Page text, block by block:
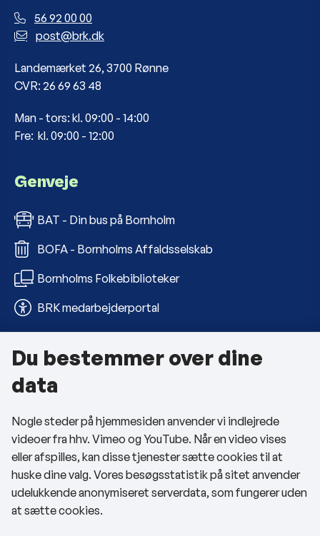
56 92 00 00
post@brk.dk
Landemærket 26, 3700 Rønne
CVR: 26 69 63 48
Man - tors: kl. 09:00 - 14:00
Fre: kl. 09:00 - 12:00
Genveje
BAT - Din bus på Bornholm
BOFA - Bornholms Affaldsselskab
Bornholms Folkebiblioteker
BRK medarbejderportal
Om kommunen
Kontakt os
Telefon- og åbningstider
Tilgængelighedserklæring
Privatlivspolitik
Cookies
Du bestemmer over dine
data
Nogle steder på hjemmesiden anvender vi indlejrede
videoer fra hhv. Vimeo og YouTube. Når en video vises
eller afspilles, kan disse tjenester sætte cookies til at
huske dine valg. Vores besøgsstatistik på sitet anvender
udelukkende anonymiseret serverdata, som fungerer uden
at sætte cookies.